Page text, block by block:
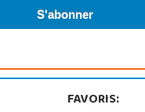
FAVORIS: